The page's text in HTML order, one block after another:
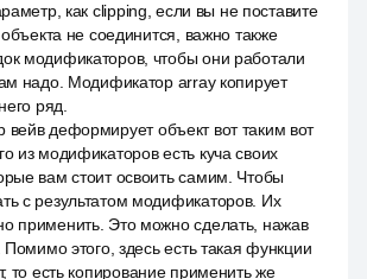
как clipping, если вы не поставите
объекта не соединится, важно также
модификаторов, чтобы они работали
надо. Модификатор array копирует
ряд.
деформирует объект вот таким вот
из модификаторов есть куча своих
вам стоит освоить самим. Чтобы
с результатом модификаторов. Их
применить. Это можно сделать, нажав
Помимо этого, здесь есть такая функции
то есть копирование применить же